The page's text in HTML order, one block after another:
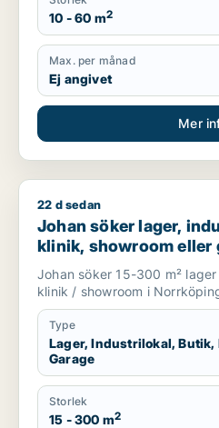
10 - 60 m2
Max. per månad
Ej angivet
Mer
Johan söker lager,
22 d sedan
Johan söker lager,
klinik, showroom eller
uthyrning i Norrköping
Johan söker 15-300 m²
klinik / showroom i
Type
Lager, Industrilokal, Butik,
Garage
Storlek
15 - 300 m2